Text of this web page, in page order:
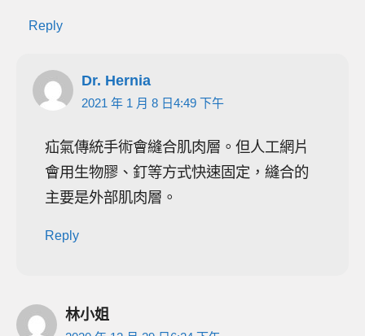
Reply
Dr. Hernia
2021 年 1 月 8 日4:49 下午
疝氣傳統手術會縫合肌肉層。但人工網片
會用生物膠、釘等方式快速固定，縫合的
主要是外部肌肉層。
Reply
林小姐